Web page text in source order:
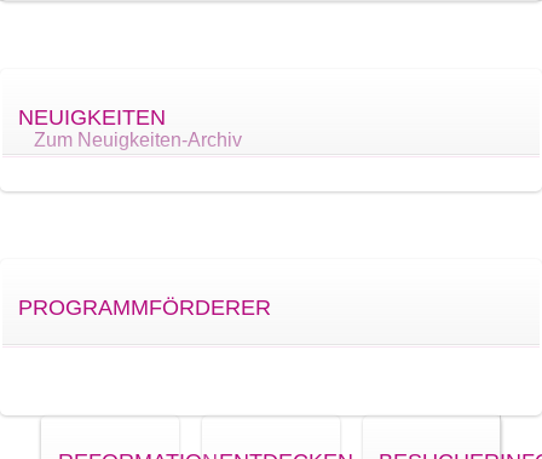
NEUIGKEITEN
Zum Neuigkeiten-Archiv
PROGRAMMFÖRDERER